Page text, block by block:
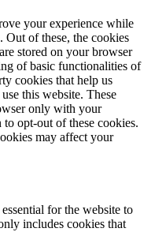
your experience while
Out of these, the cookies
stored on your browser
of basic functionalities of
cookies that help us
this website. These
only with your
opt-out of these cookies.
may affect your
for the website to
includes cookies that